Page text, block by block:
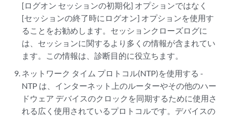
[ログオン セッションの初期化] オプションではなく
[セッションの終了時にログオン] オプションを使用す
ることをお勧めします。セッションクローズログに
は、セッションに関するより多くの情報が含まれてい
ます。この情報は、診断目的に役立ちます。
ネットワーク タイム プロトコル(NTP)を使用する -
NTP は、インターネット上のルーターやその他のハー
ドウェア デバイスのクロックを同期するために使用さ
れる広く使用されているプロトコルです。デバイスの